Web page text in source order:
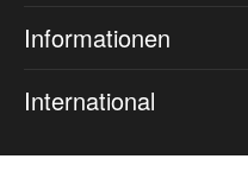
Informationen
International